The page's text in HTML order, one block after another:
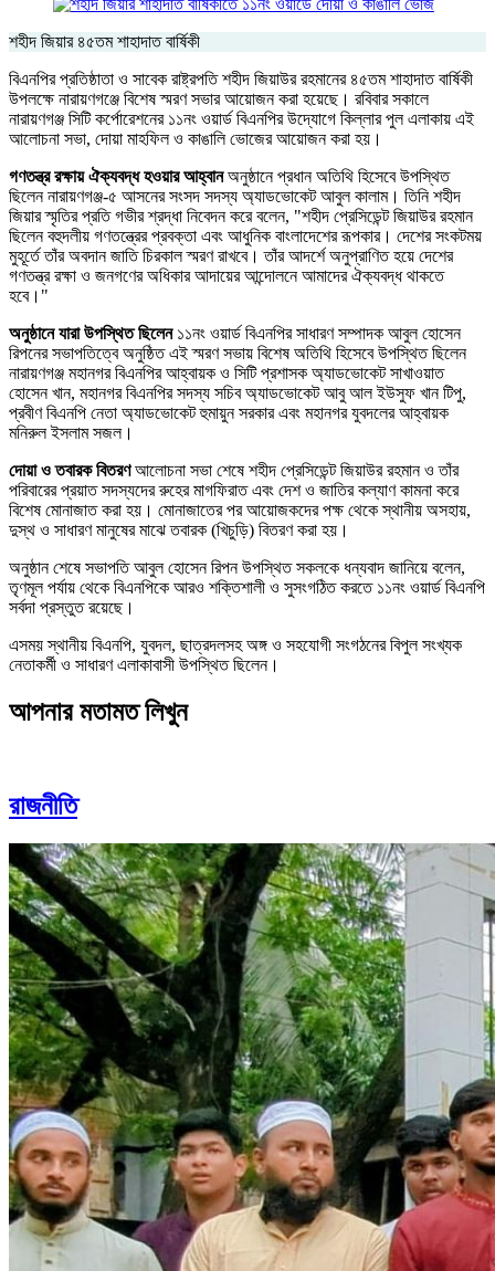
শহীদ জিয়ার ৪৫তম শাহাদাত বার্ষিকী
বিএনপির প্রতিষ্ঠাতা ও সাবেক রাষ্ট্রপতি শহীদ জিয়াউর রহমানের ৪৫তম শাহাদাত বার্ষিকী
উপলক্ষে নারায়ণগঞ্জে বিশেষ স্মরণ সভার আয়োজন করা হয়েছে। রবিবার সকালে
নারায়ণগঞ্জ সিটি কর্পোরেশনের ১১নং ওয়ার্ড বিএনপির উদ্যোগে কিল্লার পুল এলাকায় এই
আলোচনা সভা, দোয়া মাহফিল ও কাঙালি ভোজের আয়োজন করা হয়।
গণতন্ত্র রক্ষায় ঐক্যবদ্ধ হওয়ার আহ্বানঅনুষ্ঠানে প্রধান অতিথি হিসেবে উপস্থিত
ছিলেন নারায়ণগঞ্জ-৫ আসনের সংসদ সদস্য অ্যাডভোকেট আবুল কালাম। তিনি শহীদ
জিয়ার স্মৃতির প্রতি গভীর শ্রদ্ধা নিবেদন করে বলেন, "শহীদ প্রেসিডেন্ট জিয়াউর রহমান
ছিলেন বহুদলীয় গণতন্ত্রের প্রবক্তা এবং আধুনিক বাংলাদেশের রূপকার। দেশের সংকটময়
মুহূর্তে তাঁর অবদান জাতি চিরকাল স্মরণ রাখবে। তাঁর আদর্শে অনুপ্রাণিত হয়ে দেশের
গণতন্ত্র রক্ষা ও জনগণের অধিকার আদায়ের আন্দোলনে আমাদের ঐক্যবদ্ধ থাকতে
হবে।"
অনুষ্ঠানে যারা উপস্থিত ছিলেন১১নং ওয়ার্ড বিএনপির সাধারণ সম্পাদক আবুল হোসেন
রিপনের সভাপতিত্বে অনুষ্ঠিত এই স্মরণ সভায় বিশেষ অতিথি হিসেবে উপস্থিত ছিলেন
নারায়ণগঞ্জ মহানগর বিএনপির আহ্বায়ক ও সিটি প্রশাসক অ্যাডভোকেট সাখাওয়াত
হোসেন খান, মহানগর বিএনপির সদস্য সচিব অ্যাডভোকেট আবু আল ইউসুফ খান টিপু,
প্রবীণ বিএনপি নেতা অ্যাডভোকেট হুমায়ুন সরকার এবং মহানগর যুবদলের আহ্বায়ক
মনিরুল ইসলাম সজল।
দোয়া ও তবারক বিতরণআলোচনা সভা শেষে শহীদ প্রেসিডেন্ট জিয়াউর রহমান ও তাঁর
পরিবারের প্রয়াত সদস্যদের রুহের মাগফিরাত এবং দেশ ও জাতির কল্যাণ কামনা করে
বিশেষ মোনাজাত করা হয়। মোনাজাতের পর আয়োজকদের পক্ষ থেকে স্থানীয় অসহায়,
দুস্থ ও সাধারণ মানুষের মাঝে তবারক (খিচুড়ি) বিতরণ করা হয়।
অনুষ্ঠান শেষে সভাপতি আবুল হোসেন রিপন উপস্থিত সকলকে ধন্যবাদ জানিয়ে বলেন,
তৃণমূল পর্যায় থেকে বিএনপিকে আরও শক্তিশালী ও সুসংগঠিত করতে ১১নং ওয়ার্ড বিএনপি
সর্বদা প্রস্তুত রয়েছে।
এসময় স্থানীয় বিএনপি, যুবদল, ছাত্রদলসহ অঙ্গ ও সহযোগী সংগঠনের বিপুল সংখ্যক
নেতাকর্মী ও সাধারণ এলাকাবাসী উপস্থিত ছিলেন।
আপনার মতামত লিখুন
রাজনীতি